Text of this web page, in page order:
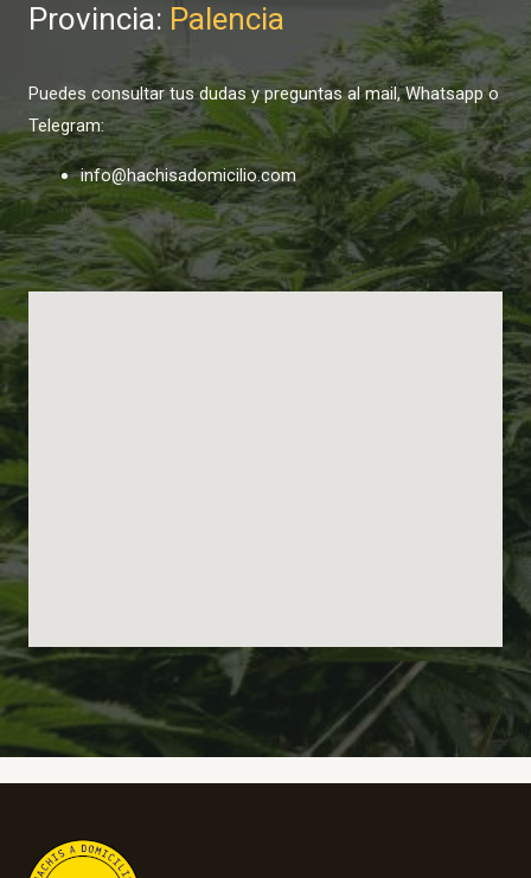
Provincia: Palencia
Puedes consultar tus dudas y preguntas al mail, Whatsapp o
Telegram:
info@hachisadomicilio.com